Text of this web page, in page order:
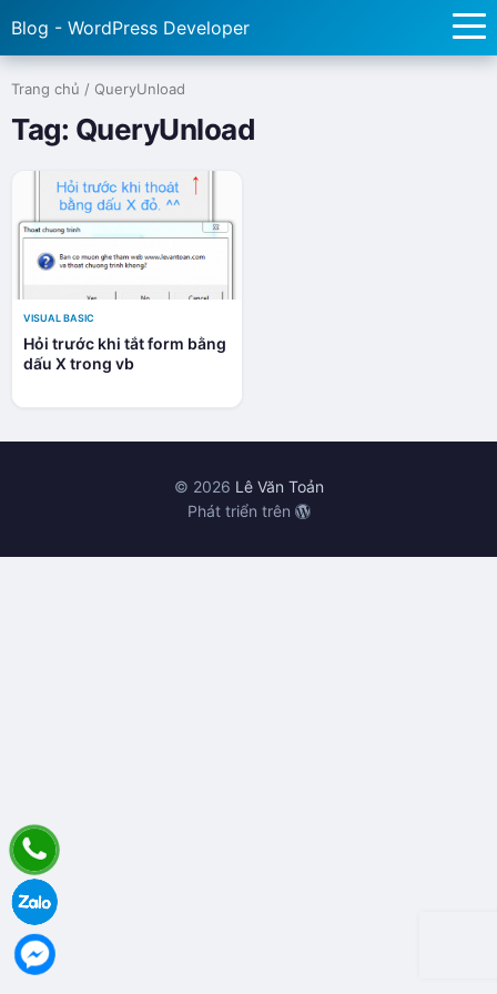
Blog - WordPress Developer
Trang chủ / QueryUnload
Tag: QueryUnload
VISUAL BASIC
Hỏi trước khi tắt form bằng
dấu X trong vb
© 2026 Lê Văn Toản
Phát triển trên